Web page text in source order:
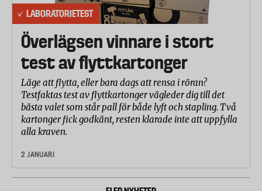
LABORATORIETEST
Överlägsen vinnare i stort
test av flyttkartonger
Läge att flytta, eller bara dags att rensa i röran?
Testfaktas test av flyttkartonger vägleder dig till det
bästa valet som står pall för både lyft och stapling. Två
kartonger fick godkänt, resten klarade inte att uppfylla
alla kraven.
2 JANUARI